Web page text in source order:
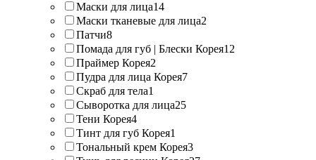
Маски для лица14
Маски тканевые для лица2
Патчи8
Помада для губ | Блески Корея12
Праймер Корея2
Пудра для лица Корея7
Скраб для тела1
Сыворотка для лица25
Тени Корея4
Тинт для губ Корея1
Тональный крем Корея3